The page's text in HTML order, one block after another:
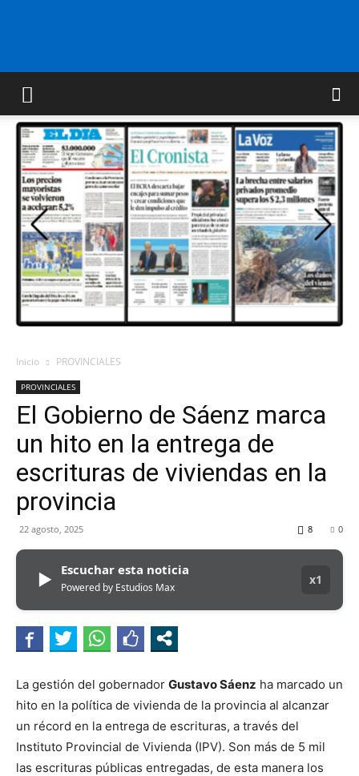
FM
GOLD
ORAN
107.1
Inicio PROVINCIALES
PROVINCIALES
El Gobierno de Sáenz marca
un hito en la entrega de
escrituras de viviendas en la
provincia
22 agosto, 2025 0
8
▶ Escuchar esta noticia
Powered by Estudios Max
x1
La gestión del gobernador Gustavo Sáenz ha marcado un
hito en la política de vivienda de la provincia al alcanzar
un récord en la entrega de escrituras, a través del
Instituto Provincial de Vivienda (IPV). Son más de 5 mil
las escrituras públicas entregadas, de esta manera los